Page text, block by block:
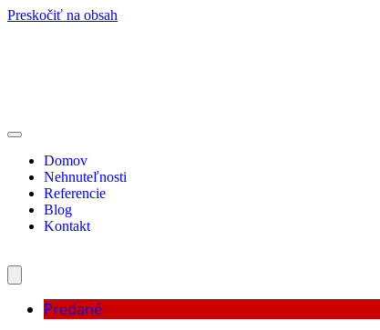
Preskočiť na obsah
Domov
Nehnuteľnosti
Referencie
Blog
Kontakt
Predané